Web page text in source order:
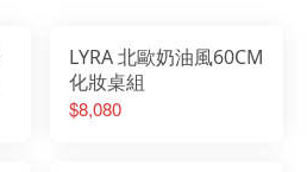
LYRA 北歐奶油風60CM
化妝桌組
$8,080